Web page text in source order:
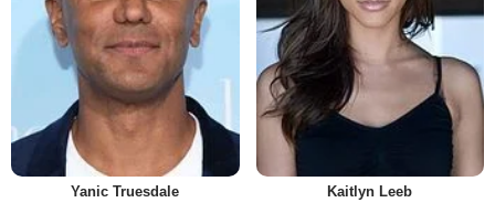
Yanic Truesdale Kaitlyn Leeb